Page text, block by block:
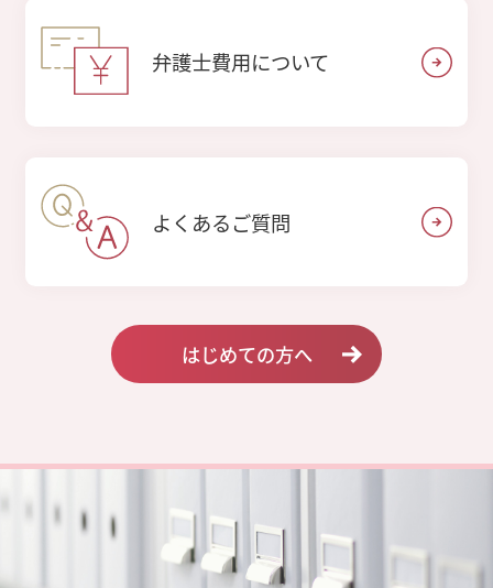
弁護士費用について
よくあるご質問
はじめての方へ